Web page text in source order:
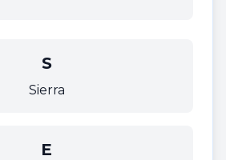
S
Sierra
E